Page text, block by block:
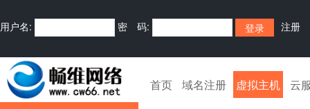
用户名: 密 码: 注册
首页 域名注册 虚拟主机 云